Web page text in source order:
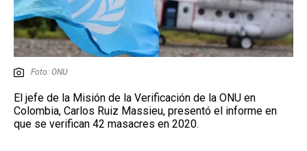
Foto: ONU
El jefe de la Misión de la Verificación de la ONU en
Colombia, Carlos Ruiz Massieu, presentó el informe en
que se verifican 42 masacres en 2020.